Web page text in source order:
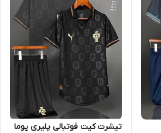
تیشرت کیت فوتبالی پلیری پوما